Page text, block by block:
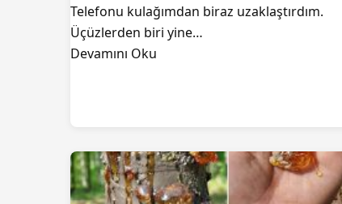
Telefonu kulağımdan biraz uzaklaştırdım.
Üçüzlerden biri yine…
Devamını Oku